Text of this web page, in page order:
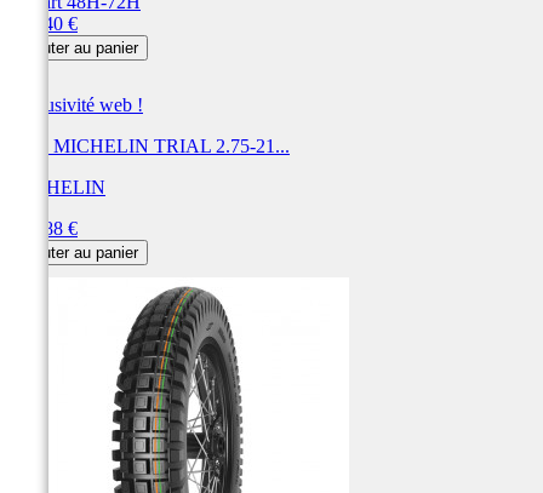
179,40 €
Ajouter au panier
Exclusivité web !
Pneu MICHELIN TRIAL 2.75-21...
MICHELIN
167,88 €
Ajouter au panier